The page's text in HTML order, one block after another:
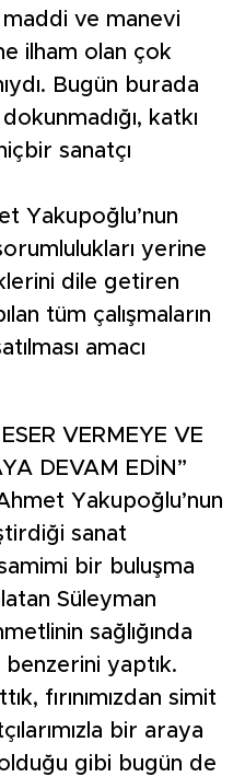
maddi ve manevi
ilham olan çok
Bugün burada
katkı
sanatçı
Yakupoğlu’nun
yerine
dile getiren
tüm çalışmaların
amacı
VERMEYE VE
DEVAM EDİN”
Yakupoğlu’nun
sanat
bir buluşma
Süleyman
sağlığında
benzerini yaptık.
fırınımızdan simit
bir araya
gibi bugün de